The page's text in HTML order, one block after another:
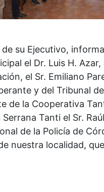
su Ejecutivo,
el Dr. Luis H.
el Sr. Emiliano
y del Tribunal
de la Cooperativa
Tanti el Sr.
de la Policía de
nuestra localidad,